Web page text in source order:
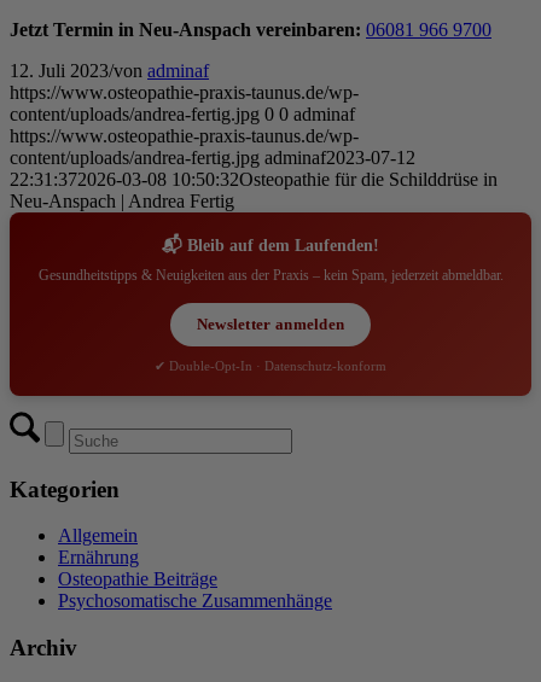
Jetzt Termin in Neu-Anspach vereinbaren: 06081 966 9700
12. Juli 2023/von adminaf
https://www.osteopathie-praxis-taunus.de/wp-
content/uploads/andrea-fertig.jpg 0 0 adminaf
https://www.osteopathie-praxis-taunus.de/wp-
content/uploads/andrea-fertig.jpg adminaf2023-07-12
22:31:372026-03-08 10:50:32Osteopathie für die Schilddrüse in
Neu-Anspach | Andrea Fertig
📬 Bleib auf dem Laufenden!
Gesundheitstipps & Neuigkeiten aus der Praxis – kein Spam, jederzeit abmeldbar.
Newsletter anmelden
✔ Double-Opt-In · Datenschutz-konform
Kategorien
Allgemein
Ernährung
Osteopathie Beiträge
Psychosomatische Zusammenhänge
Archiv